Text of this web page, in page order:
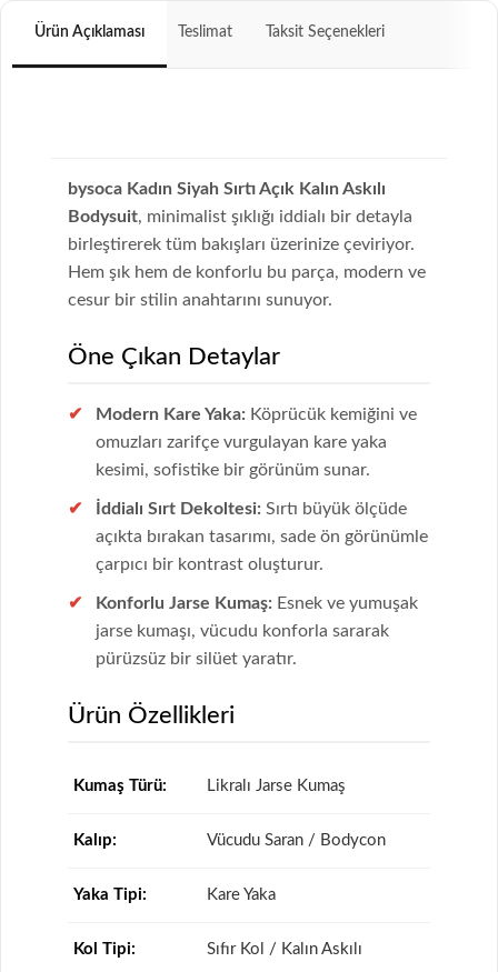
Ürün Açıklaması Teslimat Taksit Seçenekleri
bysoca Kadın Siyah Sırtı Açık Kalın Askılı
Bodysuit, minimalist şıklığı iddialı bir detayla
birleştirerek tüm bakışları üzerinize çeviriyor.
Hem şık hem de konforlu bu parça, modern ve
cesur bir stilin anahtarını sunuyor.
Öne Çıkan Detaylar
Modern Kare Yaka: Köprücük kemiğini ve
omuzları zarifçe vurgulayan kare yaka
kesimi, sofistike bir görünüm sunar.
İddialı Sırt Dekoltesi: Sırtı büyük ölçüde
açıkta bırakan tasarımı, sade ön görünümle
çarpıcı bir kontrast oluşturur.
Konforlu Jarse Kumaş: Esnek ve yumuşak
jarse kumaşı, vücudu konforla sararak
pürüzsüz bir silüet yaratır.
Ürün Özellikleri
Kumaş Türü: Likralı Jarse Kumaş
Kalıp: Vücudu Saran / Bodycon
Yaka Tipi: Kare Yaka
Kol Tipi: Sıfır Kol / Kalın Askılı